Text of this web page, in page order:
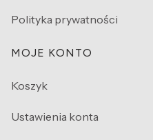
Polityka prywatności
MOJE KONTO
Koszyk
Ustawienia konta